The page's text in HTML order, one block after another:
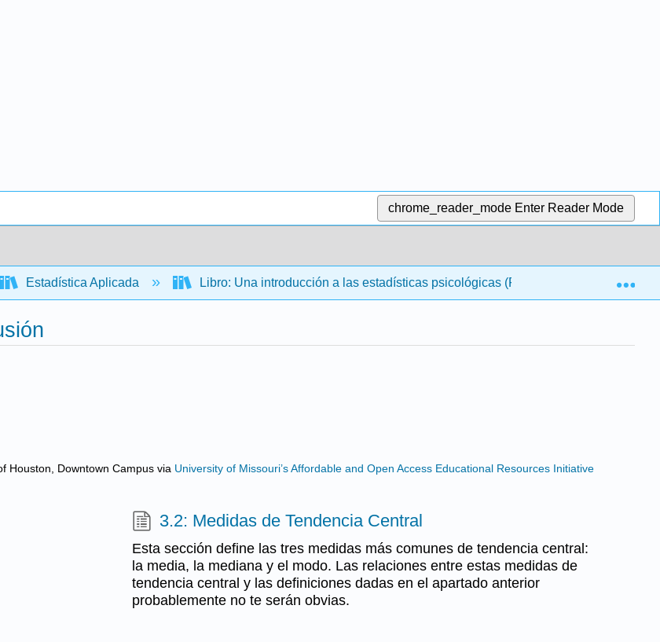
chrome_reader_mode Enter Reader Mode
Estadística Aplicada Libro: Una introducción a las estadísticas psicológicas (Foster et al.) 3:
Houston, Downtown Campus via University of Missouri’s Affordable and Open Access Educational Resources Initiative
3.2: Medidas de Tendencia Central
Esta sección define las tres medidas más comunes de tendencia central:
la media, la mediana y el modo. Las relaciones entre estas medidas de
tendencia central y las definiciones dadas en el apartado anterior
probablemente no te serán obvias.